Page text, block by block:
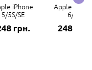
iPhone
5/5S/SE
грн.
Apple
6/6S
248 грн.